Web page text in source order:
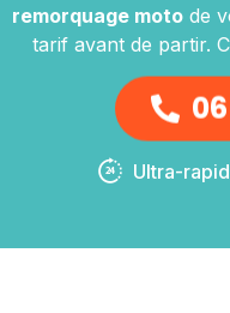
remorquage moto de
tarif avant de partir.
Ultra-